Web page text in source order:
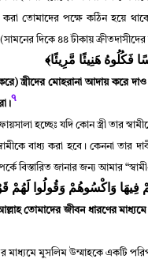
করা তোমাদের পক্ষে কঠিন হয়ে
(সামনের দিকে ৪৪ টীকায়
هَنِيئًا مَّرِيئًا﴾
স্ত্রীদের মোহরানা আদায় করে দাও
।৭
হচ্ছেঃ যদি কোন স্ত্রী তার
বাধ্য করা হবে।কেননা তার
বিস্তারিত জানার জন্য আমার
فِيهَا وَاكْسُوهُمْ وَقُولُوا لَهُمْ
তোমাদের জীবন ধারণের
মাধ্যমে মুসলিম উম্মাহকে একটি